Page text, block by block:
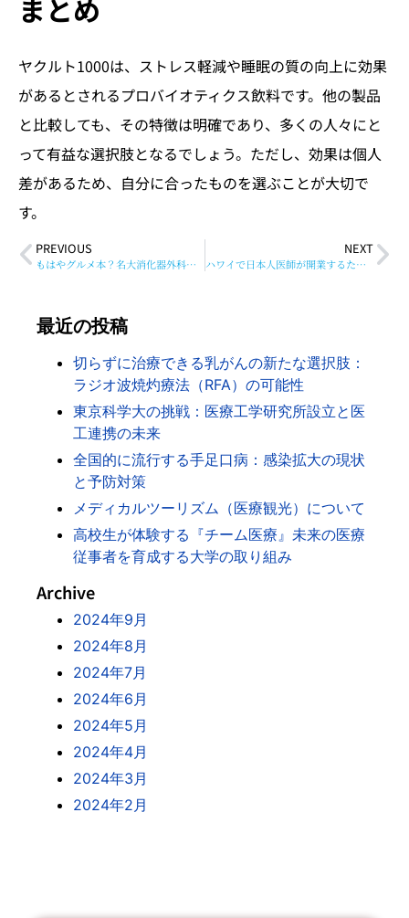
まとめ
ヤクルト1000は、ストレス軽減や睡眠の質の向上に効果
があるとされるプロバイオティクス飲料です。他の製品
と比較しても、その特徴は明確であり、多くの人々にと
って有益な選択肢となるでしょう。ただし、効果は個人
差があるため、自分に合ったものを選ぶことが大切で
す。
PREVIOUS
もはやグルメ本？名大消化器外科発の情報がアツい
NEXT
ハワイで日本人医師が開業するためには
最近の投稿
切らずに治療できる乳がんの新たな選択肢：
ラジオ波焼灼療法（RFA）の可能性
東京科学大の挑戦：医療工学研究所設立と医
工連携の未来
全国的に流行する手足口病：感染拡大の現状
と予防対策
メディカルツーリズム（医療観光）について
高校生が体験する『チーム医療』未来の医療
従事者を育成する大学の取り組み
Archive
2024年9月
2024年8月
2024年7月
2024年6月
2024年5月
2024年4月
2024年3月
2024年2月